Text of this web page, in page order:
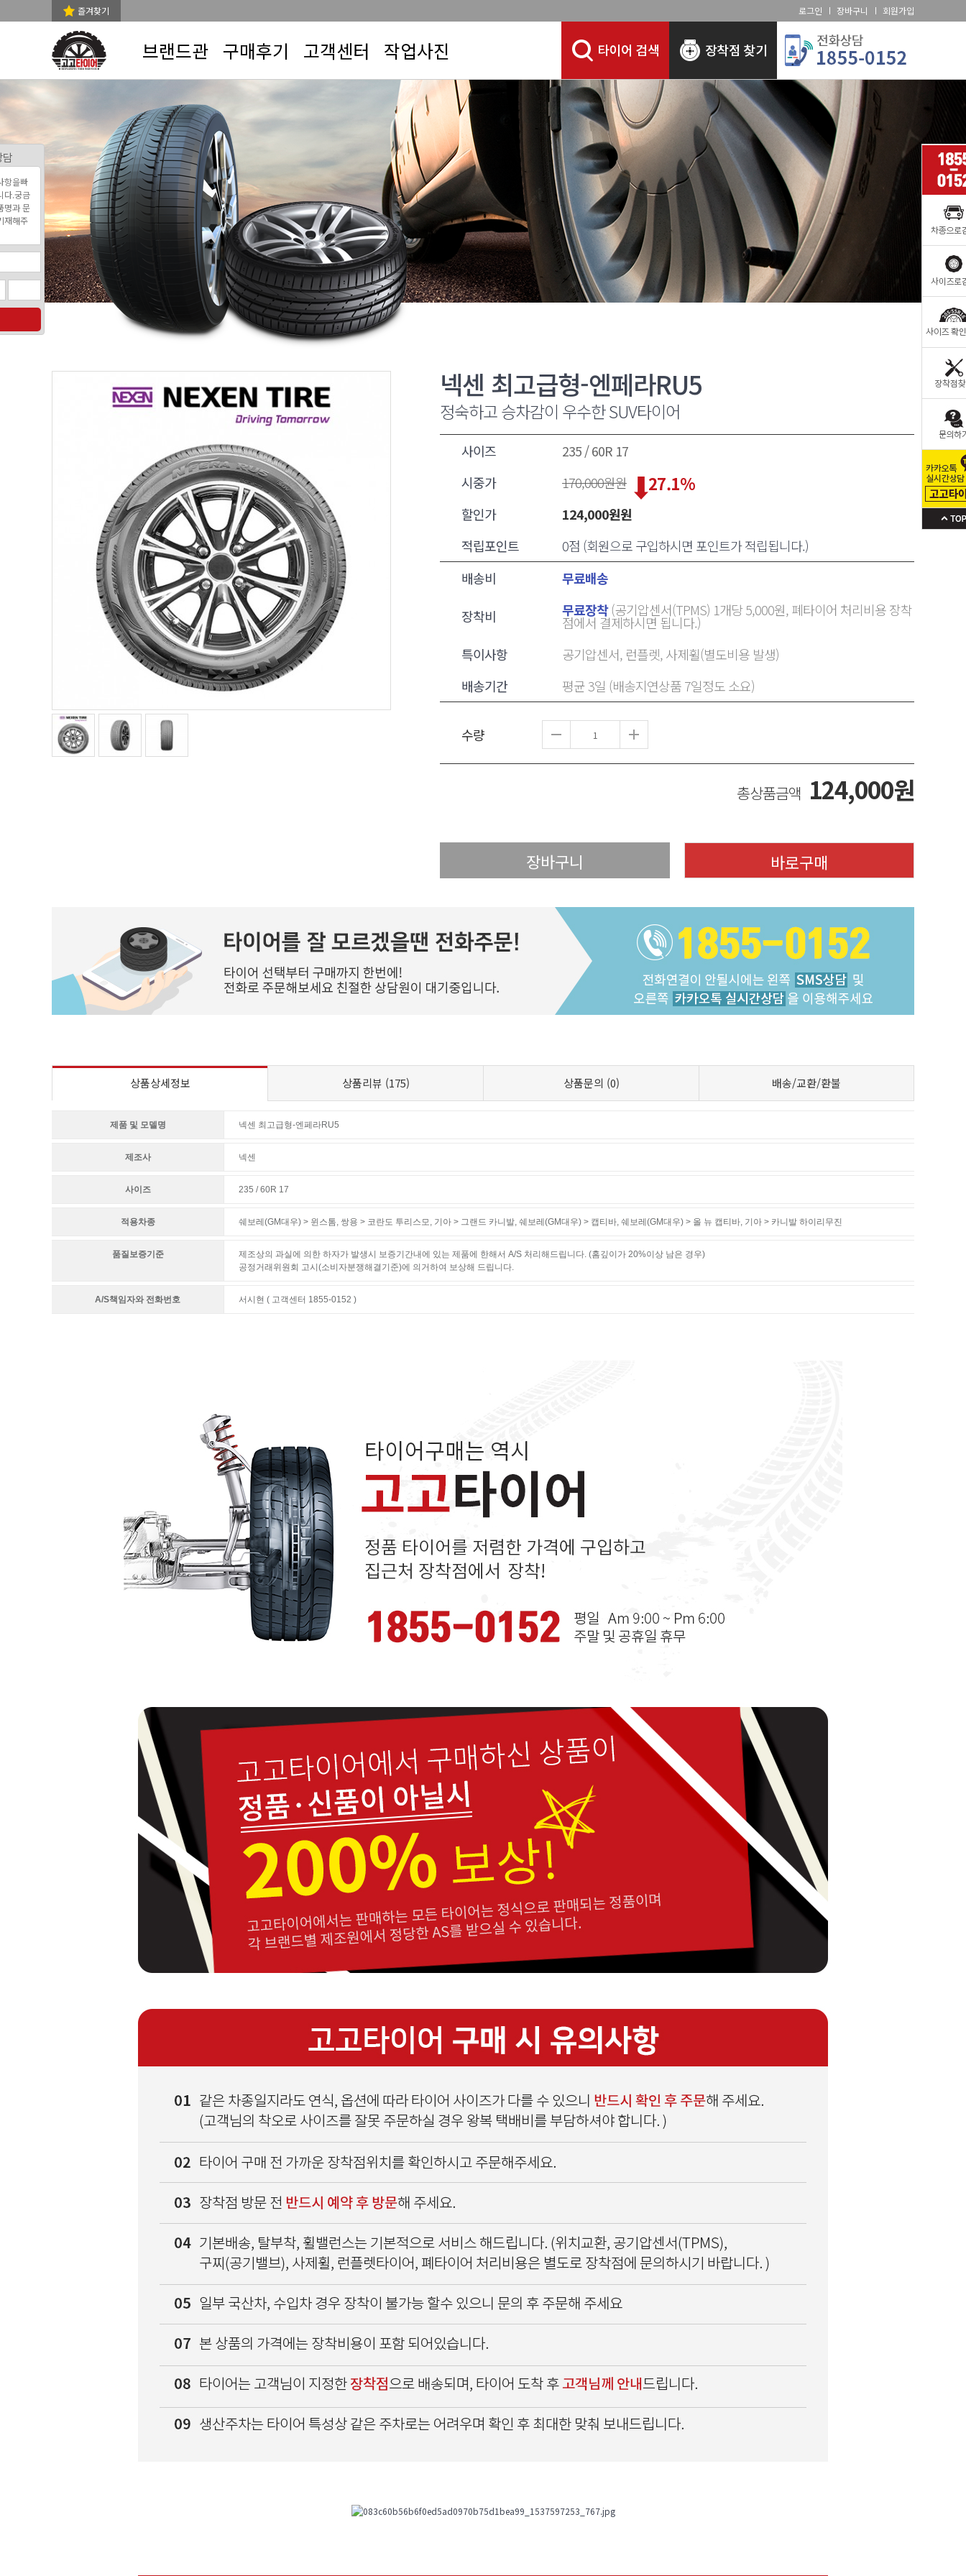
즐겨찾기 로그인 장바구니 회원가입
브랜드관 구매후기 고객센터 작업사진
넥센 최고급형-엔페라RU5
정숙하고 승차감이 우수한 SUV타이어
사이즈
235 / 60R 17
시중가
170,000원원
할인가
124,000원원
27.1%
적립포인트
0점 (회원으로 구입하시면 포인트가 적립됩니다.)
배송비
무료배송
장착비 무료장착(공기압센서(TPMS) 1개당 5,000원, 폐타이어 처리비용 장착
점에서 결제하시면 됩니다.)
특이사항
공기압센서, 런플렛, 사제휠(별도비용 발생)
배송기간
평균 3일 (배송지연상품 7일정도 소요)
수량
총상품금액 124,000원
상품상세정보 상품리뷰 (175) 상품문의 (0) 배송/교환/환불
제품 및 모델명 넥센 최고급형-엔페라RU5
제조사 넥센
사이즈 235 / 60R 17
적용차종 쉐보레(GM대우) > 윈스톰, 쌍용 > 코란도 투리스모, 기아 > 그랜드 카니발, 쉐보레(GM대우) > 캡티바, 쉐보레(GM대우) > 올 뉴 캡티바, 기아 > 카니발 하이리무진
품질보증기준
제조상의 과실에 의한 하자가 발생시 보증기간내에 있는 제품에 한해서 A/S 처리해드립니다. (홈깊이가 20%이상 남은 경우)
공정거래위원회 고시(소비자분쟁해결기준)에 의거하여 보상해 드립니다.
A/S책임자와 전화번호 서시현 ( 고객센터 1855-0152 )